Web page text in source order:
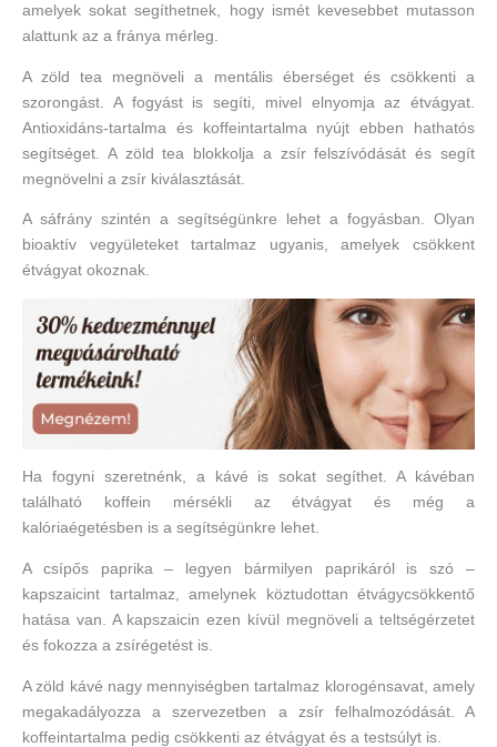
amelyek sokat segíthetnek, hogy ismét kevesebbet mutasson
alattunk az a fránya mérleg.
A zöld tea megnöveli a mentális éberséget és csökkenti a
szorongást. A fogyást is segíti, mivel elnyomja az étvágyat.
Antioxidáns-tartalma és koffeintartalma nyújt ebben hathatós
segítséget. A zöld tea blokkolja a zsír felszívódását és segít
megnövelni a zsír kiválasztását.
A sáfrány szintén a segítségünkre lehet a fogyásban. Olyan
bioaktív vegyületeket tartalmaz ugyanis, amelyek csökkent
étvágyat okoznak.
Ha fogyni szeretnénk, a kávé is sokat segíthet. A kávéban
található koffein mérsékli az étvágyat és még a
kalóriaégetésben is a segítségünkre lehet.
A csípős paprika – legyen bármilyen paprikáról is szó –
kapszaicint tartalmaz, amelynek köztudottan étvágycsökkentő
hatása van. A kapszaicin ezen kívül megnöveli a teltségérzetet
és fokozza a zsírégetést is.
A zöld kávé nagy mennyiségben tartalmaz klorogénsavat, amely
megakadályozza a szervezetben a zsír felhalmozódását. A
koffeintartalma pedig csökkenti az étvágyat és a testsúlyt is.